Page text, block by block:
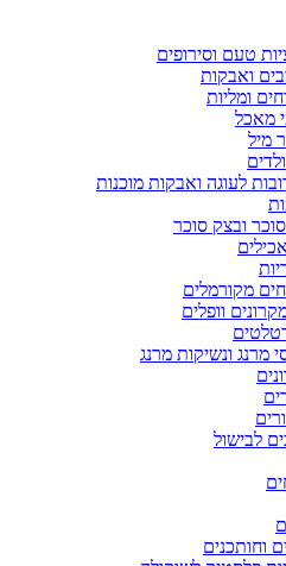
טעם וסירופים
ואבקות
ומליות
מאכל
מיל
לעוגה ואבקות מוכנות
ובצק סוכר
מקורמלים
וופלים
מרנג ונשיקות מרנג
לבישול
וחותכנים